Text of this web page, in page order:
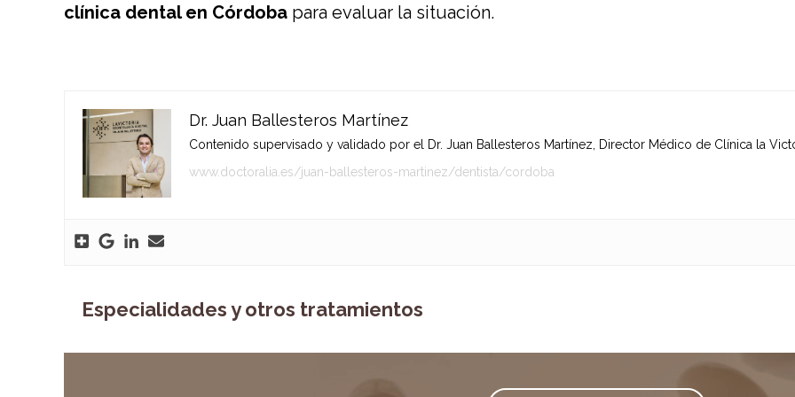
clínica dental en Córdoba para evaluar la situación.
Dr. Juan Ballesteros Martínez
Contenido supervisado y validado por el Dr. Juan Ballesteros Martínez, Director Médico de Clínica la
www.doctoralia.es/juan-ballesteros-martinez/dentista/cordoba
Especialidades y otros tratamientos